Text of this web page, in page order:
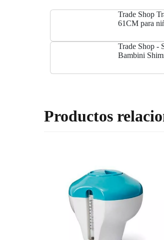
Trade Shop
61CM para
Trade Shop -
Bambini
Productos